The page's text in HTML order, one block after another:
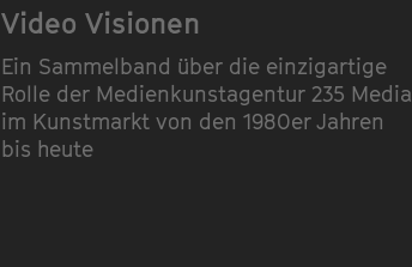
Video Visionen
Ein Sammelband über die einzigartige
Rolle der Medienkunstagentur 235 Media
im Kunstmarkt von den 1980er Jahren
bis heute